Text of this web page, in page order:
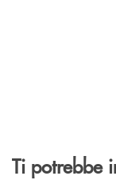
Ti potrebbe